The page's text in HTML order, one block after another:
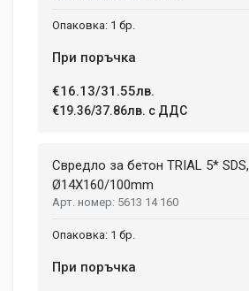
1 бр.
При поръчка
€16.13/31.55лв.
€19.36/37.86лв. с ДДС
Свредло за бетон TRIAL 5* SDS,
Ø14X160/100mm
5613 14 160
1 бр.
При поръчка